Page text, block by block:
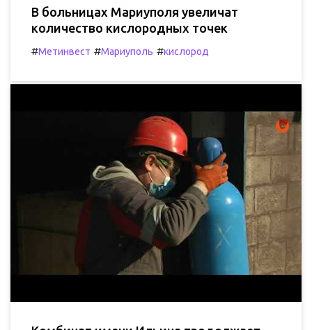
В больницах Мариуполя увеличат
количество кислородных точек
#Метинвест #Мариуполь #кислород